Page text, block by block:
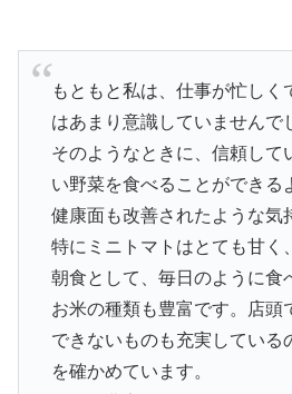
もともと私は、仕事が忙しく
はあまり意識していませんで
そのようなときに、信頼して
い野菜を食べることができる
健康面も改善されたような気
特にミニトマトはとても甘く
朝食として、毎日のように食
お米の種類も豊富です。店頭
できないものも充実している
を確かめています。